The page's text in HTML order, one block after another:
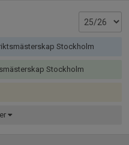
Stockholm
Stockholm